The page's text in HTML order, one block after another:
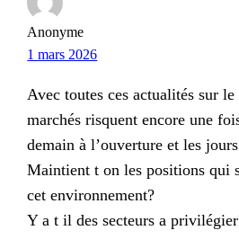
Anonyme
1 mars 2026
Avec toutes ces actualités sur
marchés risquent encore une
demain à l’ouverture et les
Maintient t on les positions qui
cet environnement?
Y a t il des secteurs a